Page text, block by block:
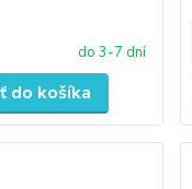
do 3-7 dní
do košíka